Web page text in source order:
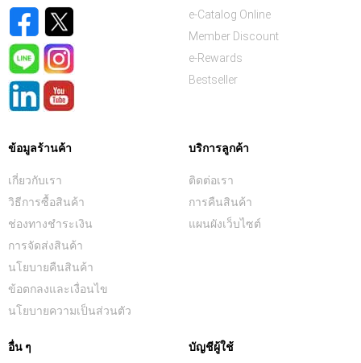
e-Catalog Online
Member Discount
e-Rewards
Bestseller
ข้อมูลร้านค้า
เกี่ยวกับเรา
วิธีการซื้อสินค้า
ช่องทางชำระเงิน
การจัดส่งสินค้า
นโยบายคืนสินค้า
ข้อตกลงและเงื่อนไข
นโยบายความเป็นส่วนตัว
บริการลูกค้า
ติดต่อเรา
การคืนสินค้า
แผนผังเว็บไซต์
อื่น ๆ บัญชีผู้ใช้